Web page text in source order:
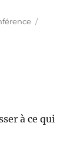
à ce qui